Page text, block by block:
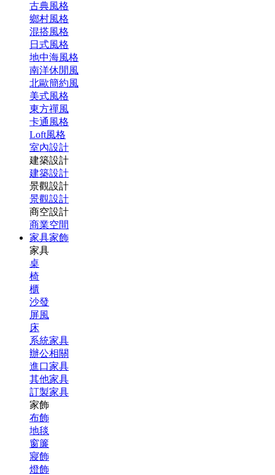
古典風格
鄉村風格
混搭風格
日式風格
地中海風格
南洋休閒風
北歐簡約風
美式風格
東方禪風
卡通風格
Loft風格
室內設計
建築設計
建築設計
景觀設計
景觀設計
商空設計
商業空間
家具家飾
家具
桌
椅
櫃
沙發
屏風
床
系統家具
辦公相關
進口家具
其他家具
訂製家具
家飾
布飾
地毯
窗簾
寢飾
燈飾